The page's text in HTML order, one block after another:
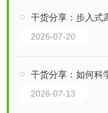
干货分享：步入式高
2026-07-20
干货分享：如何科学
2026-07-13